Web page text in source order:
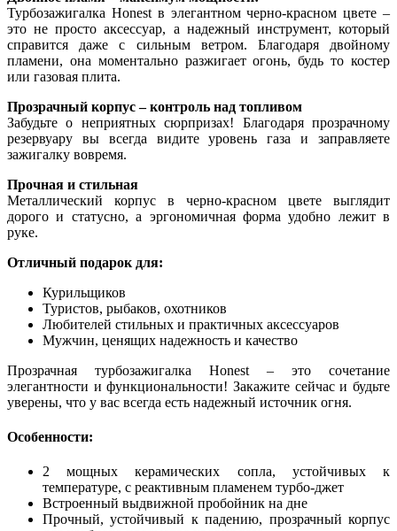
Турбозажигалка Honest в элегантном черно-красном цвете –
это не просто аксессуар, а надежный инструмент, который
справится даже с сильным ветром. Благодаря двойному
пламени, она моментально разжигает огонь, будь то костер
или газовая плита.
Прозрачный корпус – контроль над топливом
Забудьте о неприятных сюрпризах! Благодаря прозрачному
резервуару вы всегда видите уровень газа и заправляете
зажигалку вовремя.
Прочная и стильная
Металлический корпус в черно-красном цвете выглядит
дорого и статусно, а эргономичная форма удобно лежит в
руке.
Отличный подарок для:
Курильщиков
Туристов, рыбаков, охотников
Любителей стильных и практичных аксессуаров
Мужчин, ценящих надежность и качество
Прозрачная турбозажигалка Honest – это сочетание
элегантности и функциональности! Закажите сейчас и будьте
уверены, что у вас всегда есть надежный источник огня.
Особенности:
2 мощных керамических сопла, устойчивых к
температуре, c реактивным пламенем турбо-джет
Встроенный выдвижной пробойник на дне
Прочный, устойчивый к падению, прозрачный корпус